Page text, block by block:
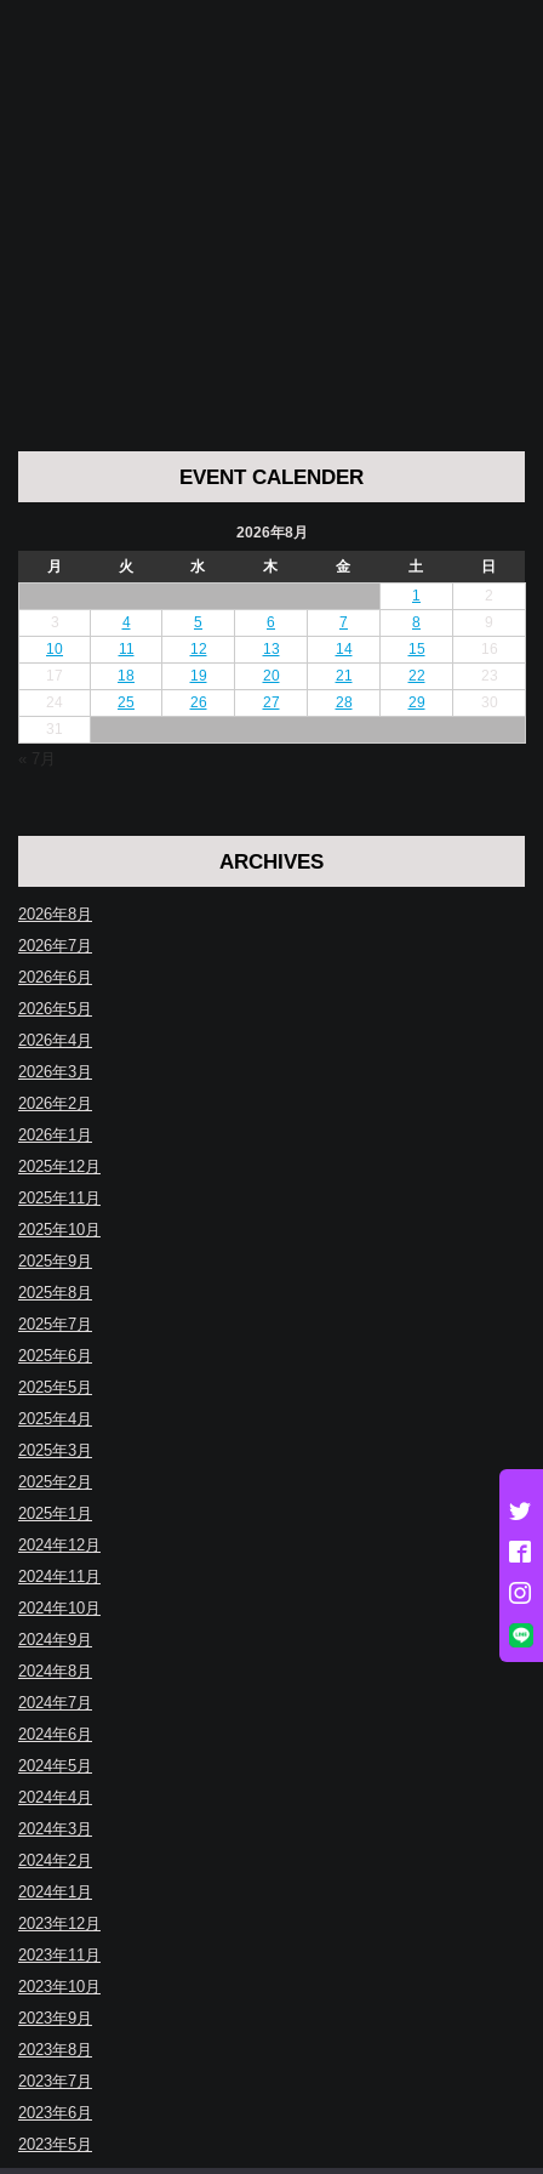
EVENT CALENDER
2026年8月
月
火 水 木 金 土
日
1
2
3
4 5 6 7 8
9
10
11 12 13 14 15
16
17
18 19 20 21 22
23
24
25 26 27 28 29
30
31
« 7月
ARCHIVES
2026年8月
2026年7月
2026年6月
2026年5月
2026年4月
2026年3月
2026年2月
2026年1月
2025年12月
2025年11月
2025年10月
2025年9月
2025年8月
2025年7月
2025年6月
2025年5月
2025年4月
2025年3月
2025年2月
2025年1月
2024年12月
2024年11月
2024年10月
2024年9月
2024年8月
2024年7月
2024年6月
2024年5月
2024年4月
2024年3月
2024年2月
2024年1月
2023年12月
2023年11月
2023年10月
2023年9月
2023年8月
2023年7月
2023年6月
2023年5月